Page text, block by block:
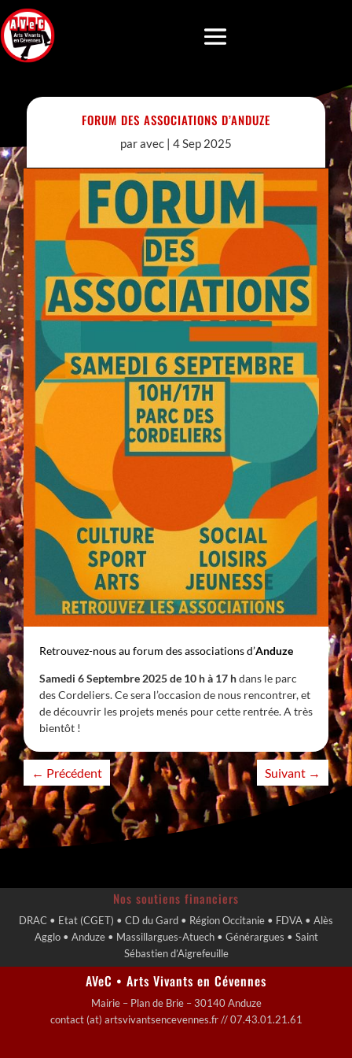
FORUM DES ASSOCIATIONS D’ANDUZE
paravec| 4 Sep 2025
Retrouvez-nous au forum des associations d’Anduze
Samedi 6 Septembre 2025 de 10 h à 17 hdans le parc
des Cordeliers. Ce sera l’occasion de nous rencontrer, et
de découvrir les projets menés pour cette rentrée. A très
bientôt !
← Précédent Suivant →
Nos soutiens financiers
DRAC • Etat (CGET) • CD du Gard • Région Occitanie • FDVA • Alès
Agglo • Anduze • Massillargues-Atuech • Générargues • Saint
Sébastien d’Aigrefeuille
AVeC • Arts Vivants en Cévennes
Mairie – Plan de Brie – 30140 Anduze
contact (at) artsvivantsencevennes.fr // 07.43.01.21.61